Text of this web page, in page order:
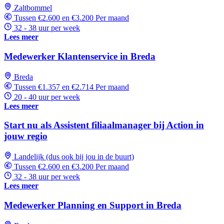
Zaltbommel
Tussen €2.600 en €3.200 Per maand
32 - 38 uur per week
Lees meer
Medewerker Klantenservice in Breda
Breda
Tussen €1.357 en €2.714 Per maand
20 - 40 uur per week
Lees meer
Start nu als Assistent filiaalmanager bij Action in
jouw regio
Landelijk (dus ook bij jou in de buurt)
Tussen €2.600 en €3.200 Per maand
32 - 38 uur per week
Lees meer
Medewerker Planning en Support in Breda